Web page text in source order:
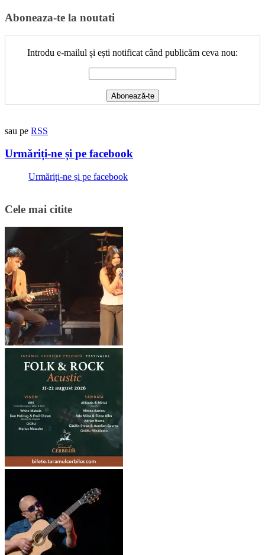
Aboneaza-te la noutati
Introdu e-mailul și ești notificat când publicăm ceva nou:
sau pe RSS
Urmăriți-ne și pe facebook
Urmăriți-ne și pe facebook
Cele mai citite